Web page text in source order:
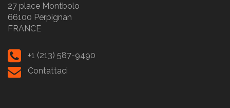
27 place Montbolo
66100 Perpignan
FRANCE
+1 (213) 587-9490
Contattaci